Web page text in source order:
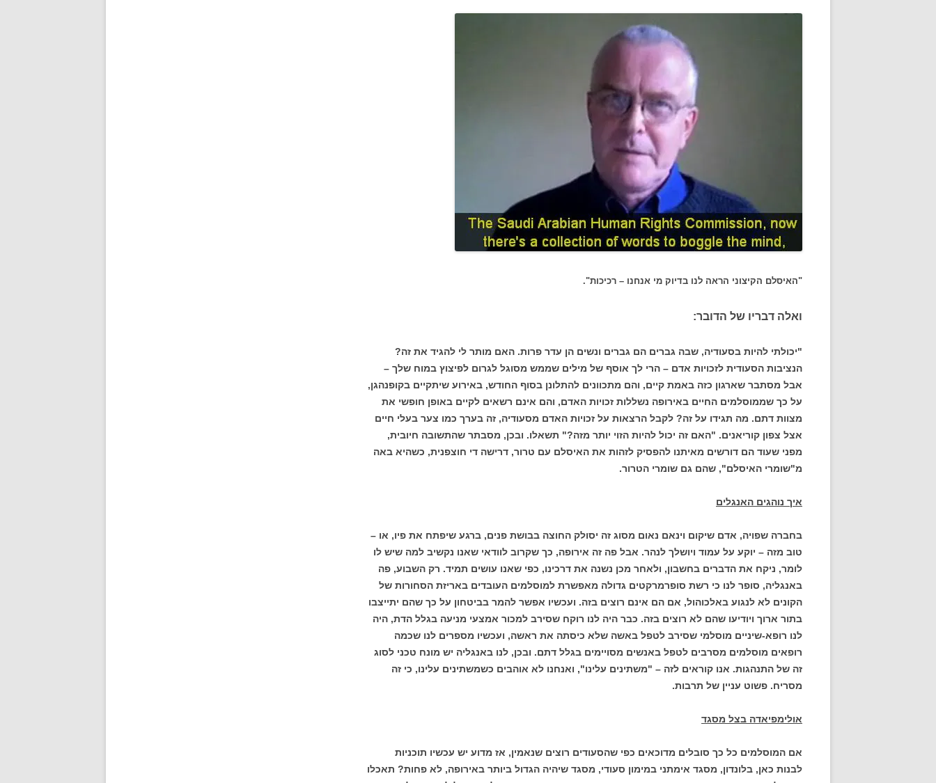
"האיסלם הקיצוני הראה לנו בדיוק מי אנחנו – רכיכות".
ואלה דבריו של הדובר:
"יכולתי להיות בסעודיה, שבה גברים הם גברים ונשים הן עדר פרות. האם מותר לי להגיד את זה?
הנציבות הסעודית לזכויות אדם – הרי לך אוסף של מילים שממש מסוגל לגרום לפיצוץ במוח שלך –
אבל מסתבר שארגון כזה באמת קיים, והם מתכוונים להתלונן בסוף החודש, באירוע שיתקיים בקופנהגן,
על כך שממוסלמים החיים באירופה נשללות זכויות האדם, והם אינם רשאים לקיים באופן חופשי את
מצוות דתם. מה תגידו על זה? לקבל הרצאות על זכויות האדם מסעודיה, זה בערך כמו צער בעלי חיים
אצל צפון קוריאנים. "האם זה יכול להיות הזוי יותר מזה?" תשאלו. ובכן, מסבתר שהתשובה חיובית,
מפני שעוד הם דורשים מאיתנו להפסיק לזהות את האיסלם עם טרור, דרישה די חוצפנית, כשהיא באה
מ"שומרי האיסלם", שהם גם שומרי הטרור.
איך נוהגים האנגלים
בחברה שפויה, אדם שיקום וינאם נאום מסוג זה יסולק החוצה בבושת פנים, ברגע שיפתח את פיו, או –
טוב מזה – יוקע על עמוד ויושלך לנהר. אבל פה זה אירופה, כך שקרוב לוודאי שאנו נקשיב למה שיש לו
לומר, ניקח את הדברים בחשבון, ולאחר מכן נשנה את דרכינו, כפי שאנו עושים תמיד. רק השבוע, פה
באנגליה, סופר לנו כי רשת סופרמרקטים גדולה מאפשרת למוסלמים העובדים באריזת הסחורות של
הקונים לא לנגוע באלכוהול, אם הם אינם רוצים בזה. ועכשיו אפשר להמר בביטחון על כך שהם יתייצבו
בתור ארוך ויודיעו שהם לא רוצים בזה. כבר היה לנו רוקח שסירב למכור אמצעי מניעה בגלל הדת, היה
לנו רופא-שיניים מוסלמי שסירב לטפל באשה שלא כיסתה את ראשה, ועכשיו מספרים לנו שכמה
רופאים מוסלמים מסרבים לטפל באנשים מסויימים בגלל דתם. ובכן, לנו באנגליה יש מונח טכני לסוג
זה של התנהגות. אנו קוראים לזה – "משתינים עלינו", ואנחנו לא אוהבים כשמשתינים עלינו, כי זה
מסריח. פשוט עניין של תרבות.
אולימפיאדה בצל מסגד
אם המוסלמים כל כך סובלים מדוכאים כפי שהסעודים רוצים שנאמין, אז מדוע יש עכשיו תוכניות
לבנות כאן, בלונדון, מסגד אימתני במימון סעודי, מסגד שיהיה הגדול ביותר באירופה, לא פחות? תאכלו